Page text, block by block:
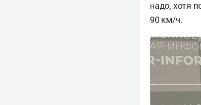
надо, хотя
90 км/ч.